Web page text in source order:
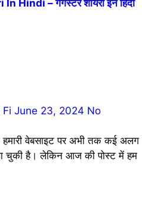
– गैंगस्टर शायरी इन हिंदी
Fi June 23, 2024 No
चुकी है। लेकिन आज की पोस्ट में हम